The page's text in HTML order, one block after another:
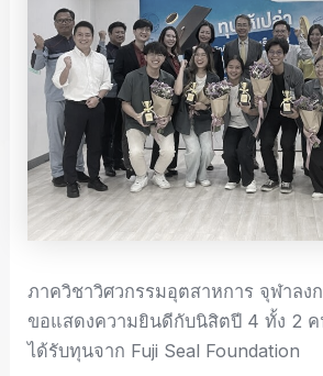
ภาควิชาวิศวกรรมอุตสาหการ จุฬาลง
ขอแสดงความยินดีกับนิสิตปี 4 ทั้ง 2
ได้รับทุนจาก Fuji Seal Foundation